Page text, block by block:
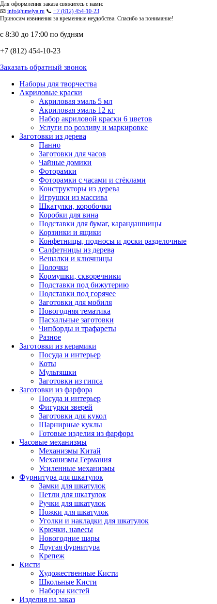
Для оформления заказа свяжитесь с нами:
📧 info@umelya.ru 📞 +7 (812) 454-10-23
Приносим извинения за временные неудобства. Спасибо за понимание!
с 8:30 до 17:00 по будням
+7 (812) 454-10-23
Заказать обратный звонок
Наборы для творчества
Акриловые краски
Акриловая эмаль 5 мл
Акриловая эмаль 12 кг
Набор акриловой краски 6 цветов
Услуги по розливу и маркировке
Заготовки из дерева
Панно
Заготовки для часов
Чайные домики
Фоторамки
Фоторамки с часами и стёклами
Конструкторы из дерева
Игрушки из массива
Шкатулки, коробочки
Коробки для вина
Подставки для бумаг, карандашницы
Корзинки и ящики
Конфетницы, подносы и доски разделочные
Салфетницы из дерева
Вешалки и ключницы
Полочки
Кормушки, скворечники
Подставки под бижутерию
Подставки под горячее
Заготовки для мобиля
Новогодняя тематика
Пасхальные заготовки
Чипборды и трафареты
Разное
Заготовки из керамики
Посуда и интерьер
Коты
Мультяшки
Заготовки из гипса
Заготовки из фарфора
Посуда и интерьер
Фигурки зверей
Заготовки для кукол
Шарнирные куклы
Готовые изделия из фарфора
Часовые механизмы
Механизмы Китай
Механизмы Германия
Усиленные механизмы
Фурнитура для шкатулок
Замки для шкатулок
Петли для шкатулок
Ручки для шкатулок
Ножки для шкатулок
Уголки и накладки для шкатулок
Крючки, навесы
Новогодние шары
Другая фурнитура
Крепеж
Кисти
Художественные Кисти
Школьные Кисти
Наборы кистей
Изделия на заказ